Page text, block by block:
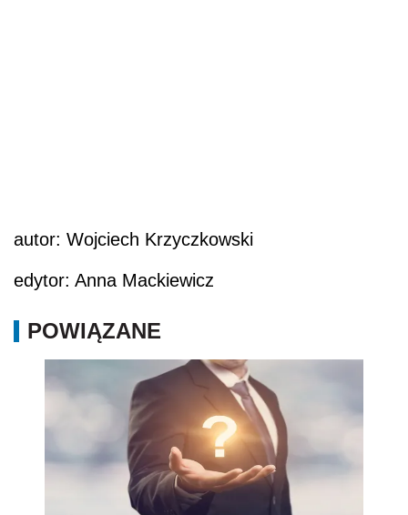
autor: Wojciech Krzyczkowski
edytor: Anna Mackiewicz
POWIĄZANE